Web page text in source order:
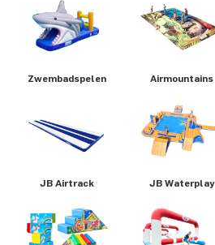
Zwembadspelen Airmountains
JB Airtrack JB Waterplay